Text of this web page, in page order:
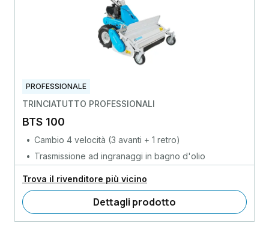
PROFESSIONALE
TRINCIATUTTO PROFESSIONALI
BTS 100
Cambio 4 velocità (3 avanti + 1 retro)
Trasmissione ad ingranaggi in bagno d'olio
Trova il rivenditore più vicino
Dettagli prodotto